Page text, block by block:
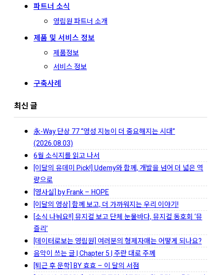
파트너 소식
영림원 파트너 소개
제품 및 서비스 정보
제품정보
서비스 정보
구축사례
최신 글
永-Way 단상 77 “영성 지능이 더 중요해지는 시대”
(2026.08.03)
6월 소식지를 읽고 나서
[이달의 유데미 Pick!] Udemy와 함께, 개발을 넘어 더 넓은 역
량으로
[영사실] by Frank – HOPE
[이달의 영상] 함께 보고, 더 가까워지는 우리 이야기!
[소식 나눠요!!] 뮤지컬 보고 단체 눈물바다, 뮤지컬 동호회 ‘뮤
즐리’
[데이터로보는 영림원] 여러분의 형제자매는 어떻게 되나요?
음악이 쓰는 글 | Chapter 5 | 주란 대로 주께
[퇴근 후 문학] BY 효효 – 이 달의 서점